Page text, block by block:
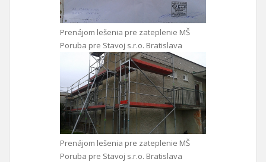
Prenájom lešenia pre zateplenie MŠ
Poruba pre Stavoj s.r.o. Bratislava
Prenájom lešenia pre zateplenie MŠ
Poruba pre Stavoj s.r.o. Bratislava